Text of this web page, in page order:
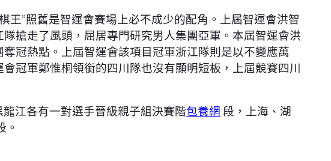
王”照舊是智運會賽場上必不成少的配角。上屆智運會洪智
搶走了風頭，屈居專門研究男人集團亞軍。本屆智運會洪
冠熱點。上屆智運會該項目冠軍浙江隊則是以不變應萬
冠軍鄭惟桐領銜的四川隊也沒有顯明短板，上屆競賽四川
江各有一對選手晉級親子組決賽階包養網段，上海、湖
。